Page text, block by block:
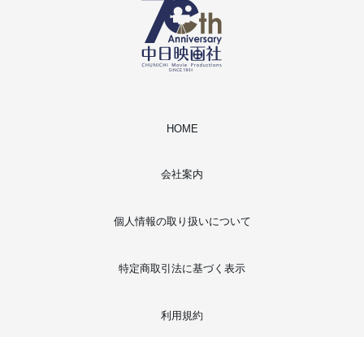
HOME
会社案内
個人情報の取り扱いについて
特定商取引法に基づく表示
利用規約